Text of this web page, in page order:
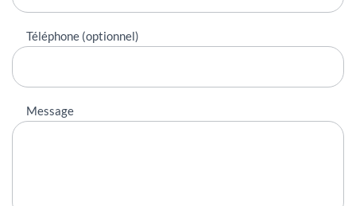
Téléphone (optionnel)
Message